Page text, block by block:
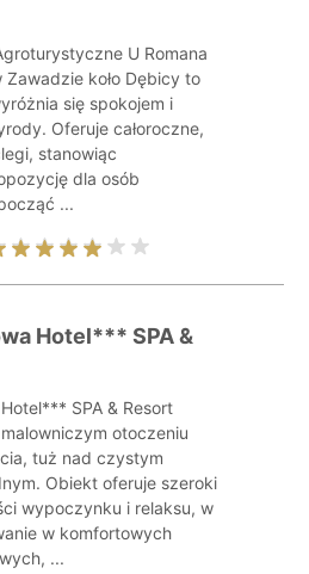
U Romana
Zawadzie koło Dębicy to
się spokojem i
Oferuje całoroczne,
stanowiąc
dla osób
...
Hotel*** SPA &
SPA & Resort
otoczeniu
tuż nad czystym
Obiekt oferuje szeroki
wypoczynku i relaksu, w
w komfortowych
...